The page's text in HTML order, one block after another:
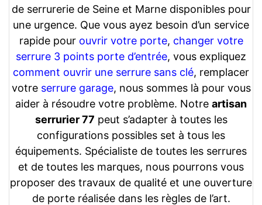
de serrurerie de Seine et Marne disponibles pour
une urgence. Que vous ayez besoin d’un service
rapide pour ouvrir votre porte, changer votre
serrure 3 points porte d’entrée, vous expliquez
comment ouvrir une serrure sans clé, remplacer
votre serrure garage, nous sommes là pour vous
aider à résoudre votre problème. Notre artisan
serrurier 77 peut s’adapter à toutes les
configurations possibles set à tous les
équipements. Spécialiste de toutes les serrures
et de toutes les marques, nous pourrons vous
proposer des travaux de qualité et une ouverture
de porte réalisée dans les règles de l’art.